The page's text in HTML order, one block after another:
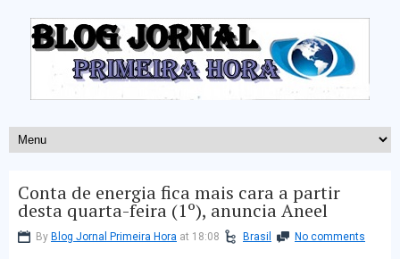
Conta de energia fica mais cara a partir
desta quarta-feira (1º), anuncia Aneel
By Blog Jornal Primeira Hora at 18:08 Brasil No comments